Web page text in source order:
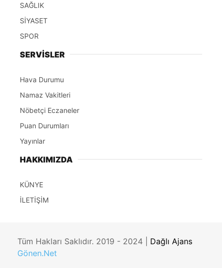
SAĞLIK
SİYASET
SPOR
SERVİSLER
Hava Durumu
Namaz Vakitleri
Nöbetçi Eczaneler
Puan Durumları
Yayınlar
HAKKIMIZDA
KÜNYE
İLETİŞİM
Tüm Hakları Saklıdır. 2019 - 2024 | Dağlı Ajans
Gönen.Net